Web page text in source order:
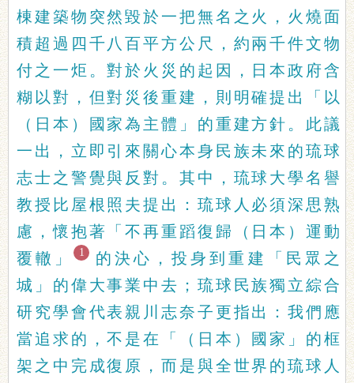
棟建築物突然毀於一把無名之火，火燒面
積超過四千八百平方公尺，約兩千件文物
付之一炬。對於火災的起因，日本政府含
糊以對，但對災後重建，則明確提出「以
（日本）國家為主體」的重建方針。此議
一出，立即引來關心本身民族未來的琉球
志士之警覺與反對。其中，琉球大學名譽
教授比屋根照夫提出：琉球人必須深思熟
慮，懷抱著「不再重蹈復歸（日本）運動
覆轍」 1
的決心，投身到重建「民眾之
城」的偉大事業中去；琉球民族獨立綜合
研究學會代表親川志奈子更指出：我們應
當追求的，不是在「（日本）國家」的框
架之中完成復原，而是與全世界的琉球人